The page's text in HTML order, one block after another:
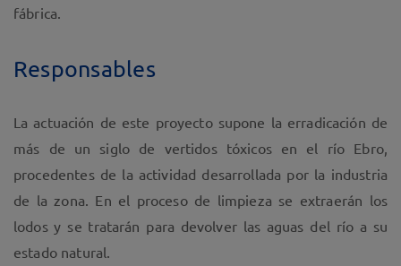
fábrica.
Responsables
La actuación de este proyecto supone la erradicación de
más de un siglo de vertidos tóxicos en el río Ebro,
procedentes de la actividad desarrollada por la industria
de la zona. En el proceso de limpieza se extraerán los
lodos y se tratarán para devolver las aguas del río a su
estado natural.